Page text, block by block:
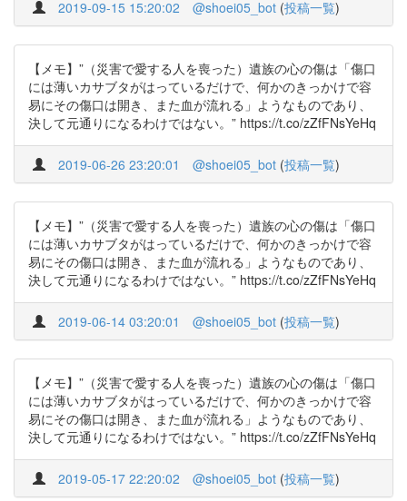
2019-09-15 15:20:02 @shoei05_bot (投稿一覧)
【メモ】”（災害で愛する人を喪った）遺族の心の傷は「傷口
には薄いカサブタがはっているだけで、何かのきっかけで容
易にその傷口は開き、また血が流れる」ようなものであり、
決して元通りになるわけではない。” https://t.co/zZfFNsYeHq
2019-06-26 23:20:01 @shoei05_bot (投稿一覧)
【メモ】”（災害で愛する人を喪った）遺族の心の傷は「傷口
には薄いカサブタがはっているだけで、何かのきっかけで容
易にその傷口は開き、また血が流れる」ようなものであり、
決して元通りになるわけではない。” https://t.co/zZfFNsYeHq
2019-06-14 03:20:01 @shoei05_bot (投稿一覧)
【メモ】”（災害で愛する人を喪った）遺族の心の傷は「傷口
には薄いカサブタがはっているだけで、何かのきっかけで容
易にその傷口は開き、また血が流れる」ようなものであり、
決して元通りになるわけではない。” https://t.co/zZfFNsYeHq
2019-05-17 22:20:02 @shoei05_bot (投稿一覧)